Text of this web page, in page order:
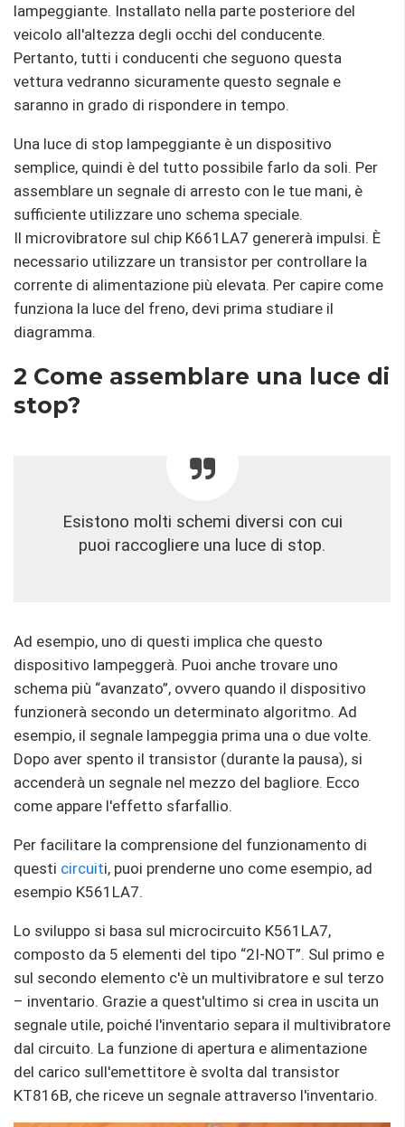
lampeggiante. Installato nella parte posteriore del
veicolo all'altezza degli occhi del conducente.
Pertanto, tutti i conducenti che seguono questa
vettura vedranno sicuramente questo segnale e
saranno in grado di rispondere in tempo.
Una luce di stop lampeggiante è un dispositivo
semplice, quindi è del tutto possibile farlo da soli. Per
assemblare un segnale di arresto con le tue mani, è
sufficiente utilizzare uno schema speciale.
Il microvibratore sul chip K661LA7 genererà impulsi. È
necessario utilizzare un transistor per controllare la
corrente di alimentazione più elevata. Per capire come
funziona la luce del freno, devi prima studiare il
diagramma.
2 Come assemblare una luce di
stop?
Esistono molti schemi diversi con cui
puoi raccogliere una luce di stop.
Ad esempio, uno di questi implica che questo
dispositivo lampeggerà. Puoi anche trovare uno
schema più “avanzato”, ovvero quando il dispositivo
funzionerà secondo un determinato algoritmo. Ad
esempio, il segnale lampeggia prima una o due volte.
Dopo aver spento il transistor (durante la pausa), si
accenderà un segnale nel mezzo del bagliore. Ecco
come appare l'effetto sfarfallio.
Per facilitare la comprensione del funzionamento di
questi circuiti, puoi prenderne uno come esempio, ad
esempio K561LA7.
Lo sviluppo si basa sul microcircuito K561LA7,
composto da 5 elementi del tipo “2I-NOT”. Sul primo e
sul secondo elemento c'è un multivibratore e sul terzo
– inventario. Grazie a quest'ultimo si crea in uscita un
segnale utile, poiché l'inventario separa il multivibratore
dal circuito. La funzione di apertura e alimentazione
del carico sull'emettitore è svolta dal transistor
KT816B, che riceve un segnale attraverso l'inventario.